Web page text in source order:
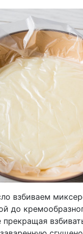
взбиваем
до
прекращая